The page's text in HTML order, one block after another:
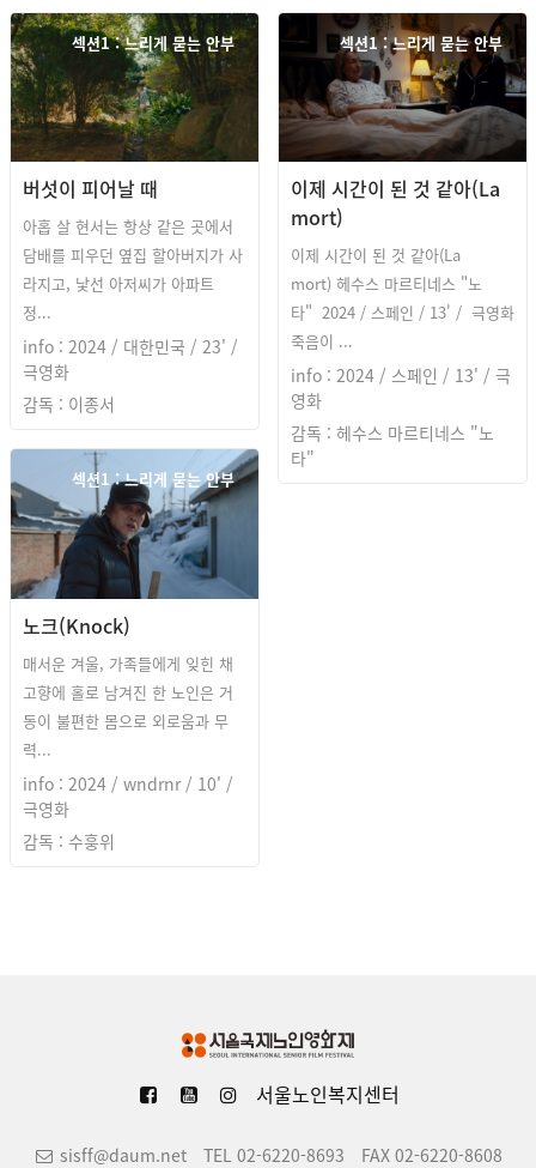
섹션1 : 느리게 묻는 안부
버섯이 피어날 때
아홉 살 현서는 항상 같은 곳에서
담배를 피우던 옆집 할아버지가 사
라지고, 낯선 아저씨가 아파트
정...
info : 2024 / 대한민국 / 23' /
극영화
감독 : 이종서
섹션1 : 느리게 묻는 안부
이제 시간이 된 것 같아(La
mort)
이제 시간이 된 것 같아(La
mort) 헤수스 마르티네스 "노
타" 2024 / 스페인 / 13' / 극영화
죽음이 ...
info : 2024 / 스페인 / 13' / 극
영화
감독 : 헤수스 마르티네스 "노
타"
섹션1 : 느리게 묻는 안부
노크(Knock)
매서운 겨울, 가족들에게 잊힌 채
고향에 홀로 남겨진 한 노인은 거
동이 불편한 몸으로 외로움과 무
력...
info : 2024 / wndrnr / 10' /
극영화
감독 : 수훙위
서울노인복지센터
sisff@daum.net TEL 02-6220-8693 FAX 02-6220-8608